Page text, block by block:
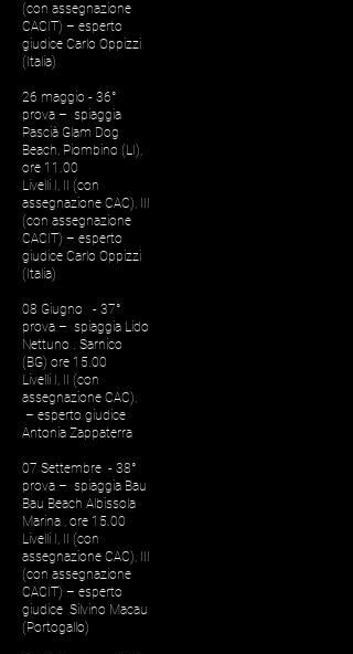
(con assegnazione
CACIT) – esperto
giudice Carlo Oppizzi
(Italia)
26 maggio - 36°
prova – spiaggia
Pascià Glam Dog
Beach, Piombino (LI),
ore 11.00
Livelli I, II (con
assegnazione CAC), III
(con assegnazione
CACIT) – esperto
giudice Carlo Oppizzi
(Italia)
08 Giugno - 37°
prova – spiaggia Lido
Nettuno . Sarnico
(BG) ore 15.00
Livelli I, II (con
assegnazione CAC),
– esperto giudice
Antonia Zappaterra
07 Settembre - 38°
prova – spiaggia Bau
Bau Beach Albissola
Marina , ore 15.00
Livelli I, II (con
assegnazione CAC), III
(con assegnazione
CACIT) – esperto
giudice Silvino Macau
(Portogallo)